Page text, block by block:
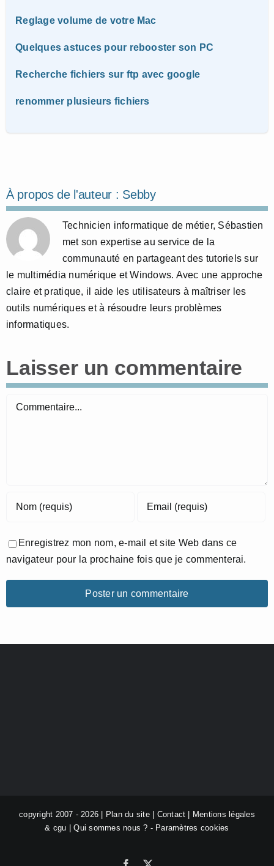
Reglage volume de votre Mac
Quelques astuces pour rebooster son PC
Recherche fichiers sur ftp avec google
renommer plusieurs fichiers
À propos de l'auteur : Sebby
Technicien informatique de métier, Sébastien
met son expertise au service de la
communauté en partageant des tutoriels sur
le multimédia numérique et Windows. Avec une approche
claire et pratique, il aide les utilisateurs à maîtriser les
outils numériques et à résoudre leurs problèmes
informatiques.
Laisser un commentaire
Commentaire
Enregistrez mon nom, e-mail et site Web dans ce
navigateur pour la prochaine fois que je commenterai.
copyright 2007 - 2026 | Plan du site| Contact
Mentions légales
& cgu |Qui sommes nous ? - Paramètres cookies
Facebook